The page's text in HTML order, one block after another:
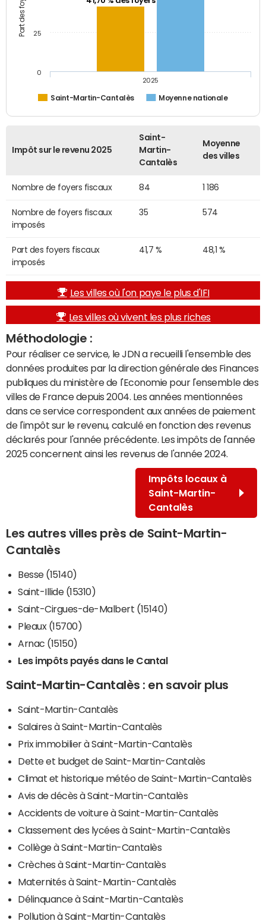
Saint-Martin-Cantalès Moyenne nationale
2025
0
25
Impôt sur le revenu 2025
Saint-
Martin-
Cantalès
Moyenne
des villes
Nombre de foyers fiscaux 84 1 186
Nombre de foyers fiscaux
imposés
35 574
Part des foyers fiscaux
imposés
41,7 % 48,1 %
Les villes où l'on paye le plus d'IFI
Les villes où vivent les plus riches
Méthodologie :
Pour réaliser ce service, le JDN a recueilli l'ensemble des
données produites par la direction générale des Finances
publiques du ministère de l'Economie pour l'ensemble des
villes de France depuis 2004. Les années mentionnées
dans ce service correspondent aux années de paiement
de l'impôt sur le revenu, calculé en fonction des revenus
déclarés pour l'année précédente. Les impôts de l'année
2025 concernent ainsi les revenus de l'année 2024.
Impôts locaux à
Saint-Martin-
Cantalès
Les autres villes près de Saint-Martin-
Cantalès
Besse (15140)
Saint-Illide (15310)
Saint-Cirgues-de-Malbert (15140)
Pleaux (15700)
Arnac (15150)
Les impôts payés dans le Cantal
Saint-Martin-Cantalès : en savoir plus
Saint-Martin-Cantalès
Salaires à Saint-Martin-Cantalès
Prix immobilier à Saint-Martin-Cantalès
Dette et budget de Saint-Martin-Cantalès
Climat et historique météo de Saint-Martin-Cantalès
Avis de décès à Saint-Martin-Cantalès
Accidents de voiture à Saint-Martin-Cantalès
Classement des lycées à Saint-Martin-Cantalès
Collège à Saint-Martin-Cantalès
Crèches à Saint-Martin-Cantalès
Maternités à Saint-Martin-Cantalès
Délinquance à Saint-Martin-Cantalès
Pollution à Saint-Martin-Cantalès